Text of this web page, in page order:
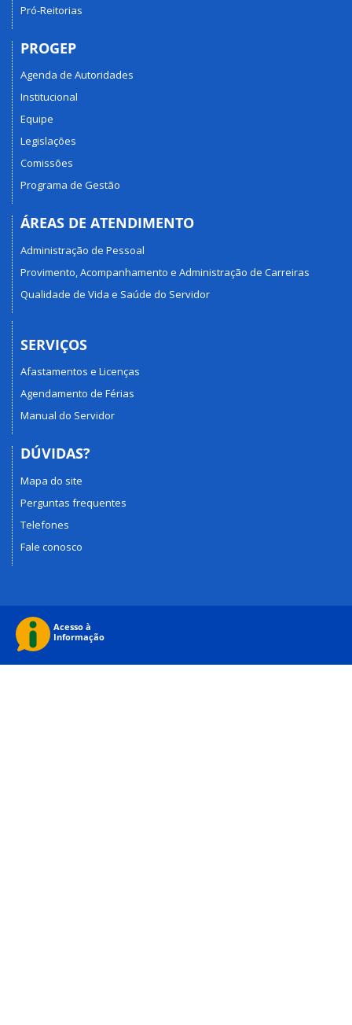
Pró-Reitorias
PROGEP
Agenda de Autoridades
Institucional
Equipe
Legislações
Comissões
Programa de Gestão
ÁREAS DE ATENDIMENTO
Administração de Pessoal
Provimento, Acompanhamento e Administração de Carreiras
Qualidade de Vida e Saúde do Servidor
SERVIÇOS
Afastamentos e Licenças
Agendamento de Férias
Manual do Servidor
DÚVIDAS?
Mapa do site
Perguntas frequentes
Telefones
Fale conosco